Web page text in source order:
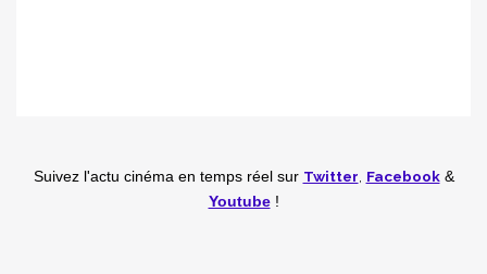
Suivez l'actu cinéma en temps réel sur Twitter Facebook&
Youtube!